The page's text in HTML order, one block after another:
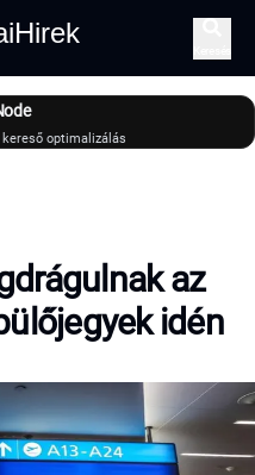
optimalizálás
az
idén